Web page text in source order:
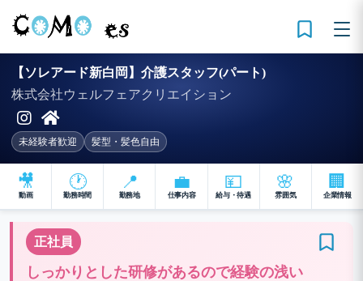
【ソレアード新白岡】介護スタッフ(パート)
株式会社ウェルフェアクリエイション
未経験者歓迎 髪型・髪色自由
🎥
動画
🕐
勤務時間
📍
勤務地
💼
仕事内容
💴
給与・待遇
🌸
雰囲気
🏢
企業情報
正社員
しっかりとした研修があるので経験の浅い